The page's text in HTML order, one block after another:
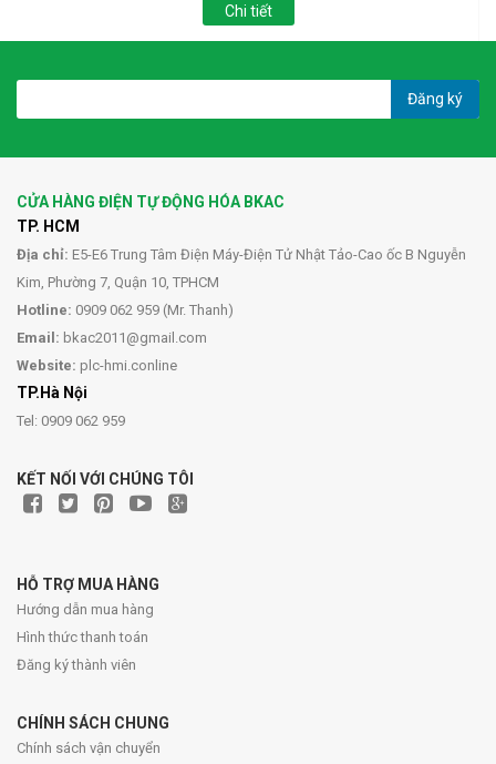
Chi tiết
Đăng ký
CỬA HÀNG ĐIỆN TỰ ĐỘNG HÓA BKAC
TP. HCM
Địa chỉ: E5-E6 Trung Tâm Điện Máy-Điện Tử Nhật Tảo-Cao ốc B Nguyễn
Kim, Phường 7, Quận 10, TPHCM
Hotline: 0909 062 959 (Mr. Thanh)
Email: bkac2011@gmail.com
Website: plc-hmi.conline
TP.Hà Nội
Tel: 0909 062 959
KẾT NỐI VỚI CHÚNG TÔI
HỖ TRỢ MUA HÀNG
Hướng dẫn mua hàng
Hình thức thanh toán
Đăng ký thành viên
CHÍNH SÁCH CHUNG
Chính sách vận chuyển